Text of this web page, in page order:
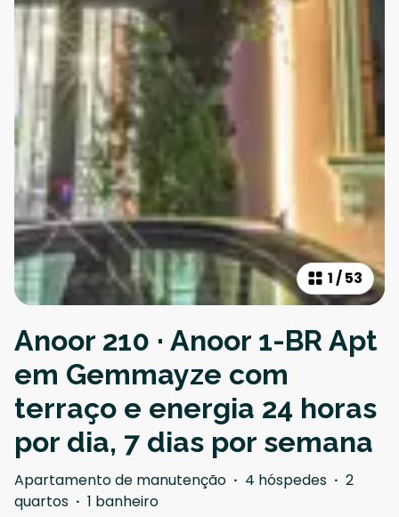
1 /53
Anoor 210 · Anoor 1-BR Apt
em Gemmayze com
terraço e energia 24 horas
por dia, 7 dias por semana
Apartamento de manutenção · 4 hóspedes · 2
quartos · 1 banheiro